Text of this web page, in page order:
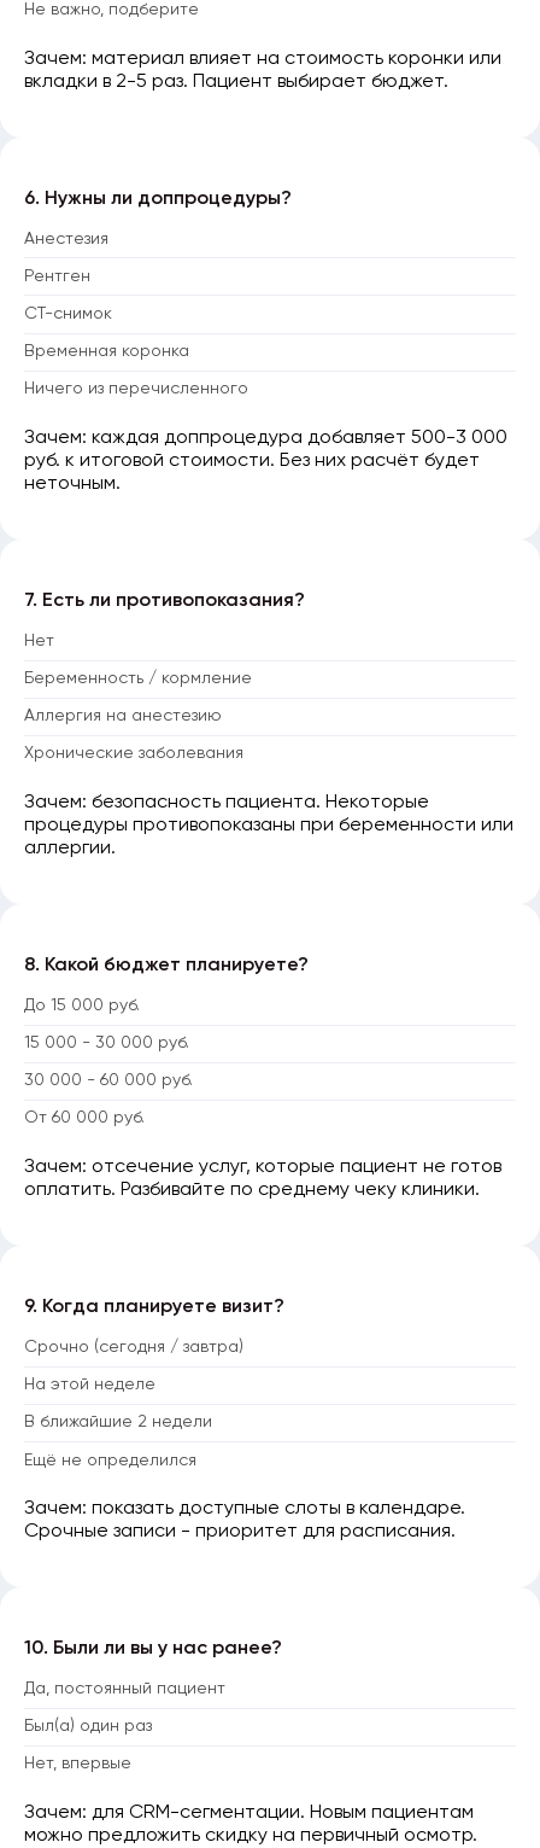
Не важно, подберите
Зачем: материал влияет на стоимость коронки или
вкладки в 2-5 раз. Пациент выбирает бюджет.
6. Нужны ли доппроцедуры?
Анестезия
Рентген
CT-снимок
Временная коронка
Ничего из перечисленного
Зачем: каждая доппроцедура добавляет 500-3 000
руб. к итоговой стоимости. Без них расчёт будет
неточным.
7. Есть ли противопоказания?
Нет
Беременность / кормление
Аллергия на анестезию
Хронические заболевания
Зачем: безопасность пациента. Некоторые
процедуры противопоказаны при беременности или
аллергии.
8. Какой бюджет планируете?
До 15 000 руб.
15 000 - 30 000 руб.
30 000 - 60 000 руб.
От 60 000 руб.
Зачем: отсечение услуг, которые пациент не готов
оплатить. Разбивайте по среднему чеку клиники.
9. Когда планируете визит?
Срочно (сегодня / завтра)
На этой неделе
В ближайшие 2 недели
Ещё не определился
Зачем: показать доступные слоты в календаре.
Срочные записи - приоритет для расписания.
10. Были ли вы у нас ранее?
Да, постоянный пациент
Был(а) один раз
Нет, впервые
Зачем: для CRM-сегментации. Новым пациентам
можно предложить скидку на первичный осмотр.